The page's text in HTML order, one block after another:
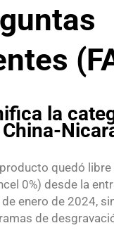
la
China-
quedó
0%) desde la
enero de 2024,
de